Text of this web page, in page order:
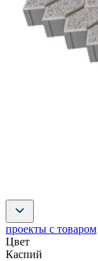
проекты с товаром
Цвет
Каспий